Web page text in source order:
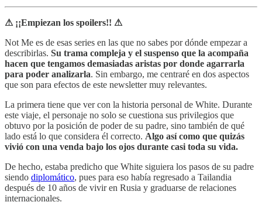
⚠ ¡¡Empiezan los spoilers!! ⚠
Not Me es de esas series en las que no sabes por dónde empezar a
describirlas. Su trama compleja y el suspenso que la acompaña
hacen que tengamos demasiadas aristas por donde agarrarla
para poder analizarla. Sin embargo, me centraré en dos aspectos
que son para efectos de este newsletter muy relevantes.
La primera tiene que ver con la historia personal de White. Durante
este viaje, el personaje no solo se cuestiona sus privilegios que
obtuvo por la posición de poder de su padre, sino también de qué
lado está lo que considera él correcto. Algo así como que quizás
vivió con una venda bajo los ojos durante casi toda su vida.
De hecho, estaba predicho que White siguiera los pasos de su padre
siendo diplomático, pues para eso había regresado a Tailandia
después de 10 años de vivir en Rusia y graduarse de relaciones
internacionales.